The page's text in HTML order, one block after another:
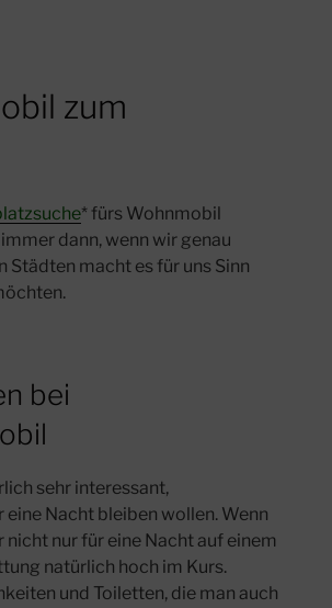
zum
* fürs Wohnmobil
dann, wenn wir genau
Städten macht es für uns Sinn
bei
sehr interessant,
eine Nacht bleiben wollen. Wenn
nur für eine Nacht auf einem
natürlich hoch im Kurs.
und Toiletten, die man auch